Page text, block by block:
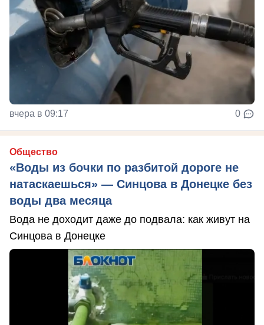
вчера в 09:17 0
Общество
«Воды из бочки по разбитой дороге не
натаскаешься» — Синцова в Донецке без
воды два месяца
Вода не доходит даже до подвала: как живут на
Синцова в Донецке